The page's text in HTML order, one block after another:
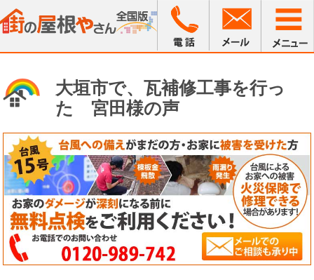
大垣市で、瓦補修工事を行っ
た 宮田様の声